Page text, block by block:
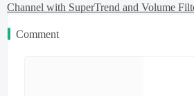
Channel with SuperTrend and Volume
Comment